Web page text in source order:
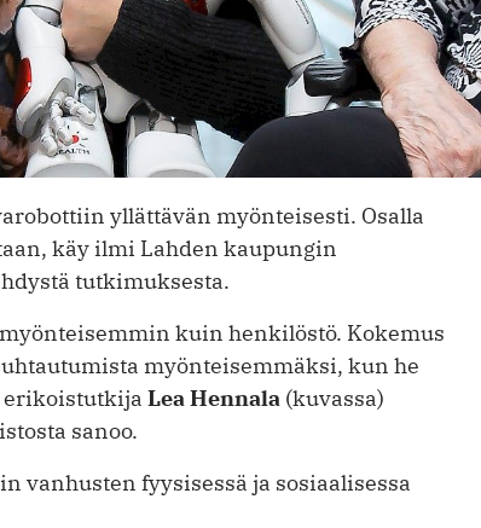
yllättävän myönteisesti. Osalla
käy ilmi Lahden kaupungin
tutkimuksesta.
kuin henkilöstö. Kokemus
myönteisemmäksi, kun he
erikoistutkija Lea Hennala (kuvassa)
sanoo.
vanhusten fyysisessä ja sosiaalisessa